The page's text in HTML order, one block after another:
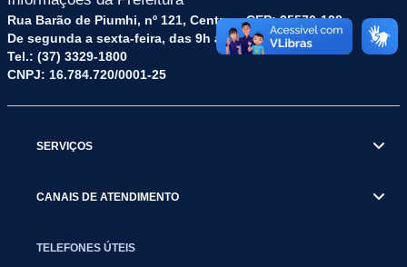
Rua Barão de Piumhi, nº 121, Centro – CEP: 35570-128
De segunda a sexta-feira, das 9h às 16h
Tel.: (37) 3329-1800
CNPJ: 16.784.720/0001-25
SERVIÇOS
CANAIS DE ATENDIMENTO
TELEFONES ÚTEIS